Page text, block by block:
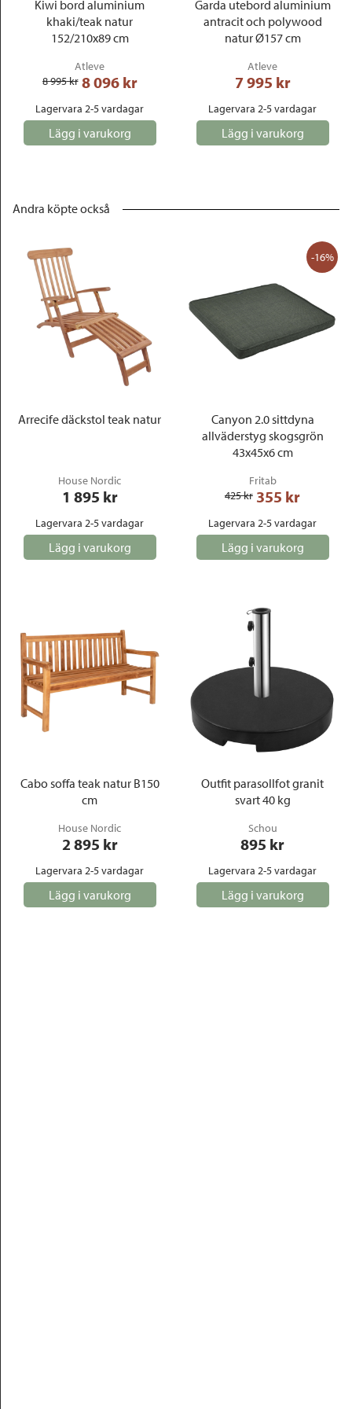
Kiwi bord aluminium
khaki/teak natur
152/210x89 cm
Atleve
8 995 kr 8 096 kr
Lagervara 2-5 vardagar
Lägg i varukorg
Garda utebord aluminium
antracit och polywood
natur Ø157 cm
Atleve
7 995 kr
Lagervara 2-5 vardagar
Lägg i varukorg
Andra köpte också
Arrecife däckstol teak natur
House Nordic
1 895 kr
Lagervara 2-5 vardagar
Lägg i varukorg
-16%
Canyon 2.0 sittdyna
allväderstyg skogsgrön
43x45x6 cm
Fritab
425 kr 355 kr
Lagervara 2-5 vardagar
Lägg i varukorg
Cabo soffa teak natur B150
cm
House Nordic
2 895 kr
Lagervara 2-5 vardagar
Lägg i varukorg
Outfit parasollfot granit
svart 40 kg
Schou
895 kr
Lagervara 2-5 vardagar
Lägg i varukorg